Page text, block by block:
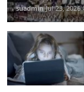
suadmin Jul 23, 2026